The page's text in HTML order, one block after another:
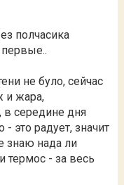
полчасика
не було, сейчас
и жара,
в середине дня
это радует, значит
знаю нада ли
термос - за весь